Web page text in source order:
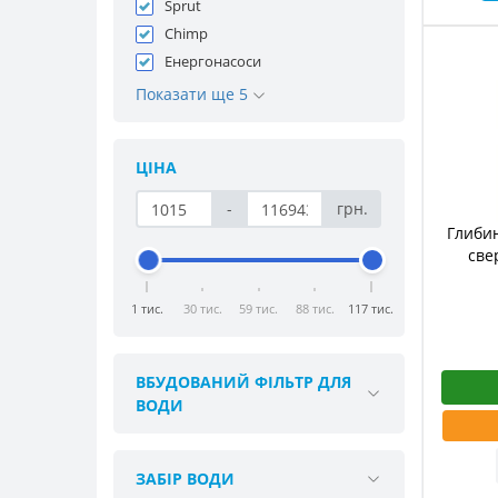
Sprut
Chimp
Енергонасоси
Показати ще 5
ЦІНА
-
грн.
1 тис. 30 тис. 59 тис. 88 тис. 117 тис.
ВБУДОВАНИЙ ФІЛЬТР ДЛЯ
ВОДИ
ЗАБІР ВОДИ